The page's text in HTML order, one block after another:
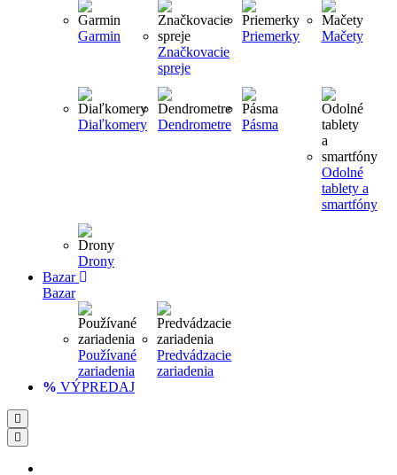
Garmin
Značkovacie
spreje
Priemerky Mačety
Diaľkomery Dendrometre Pásma
Odolné
tablety a
smartfóny
Drony
Bazar
Bazar
Používané
zariadenia
Predvádzacie
zariadenia
VÝPREDAJ